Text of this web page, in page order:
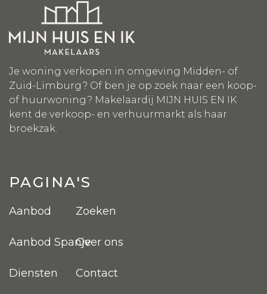
Je woning verkopen in omgeving Midden- of
Zuid-Limburg? Of ben je op zoek naar een koop-
of huurwoning? Makelaardij MIJN HUIS EN IK
kent de verkoop- en verhuurmarkt als haar
broekzak.
PAGINA'S
Aanbod
Aanbod Spanje
Diensten
Zoeken
Over ons
Contact